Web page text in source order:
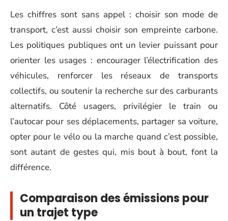
Les chiffres sont sans appel : choisir son mode de
transport, c’est aussi choisir son empreinte carbone.
Les politiques publiques ont un levier puissant pour
orienter les usages : encourager l’électrification des
véhicules, renforcer les réseaux de transports
collectifs, ou soutenir la recherche sur des carburants
alternatifs. Côté usagers, privilégier le train ou
l’autocar pour ses déplacements, partager sa voiture,
opter pour le vélo ou la marche quand c’est possible,
sont autant de gestes qui, mis bout à bout, font la
différence.
Comparaison des émissions pour
un trajet type